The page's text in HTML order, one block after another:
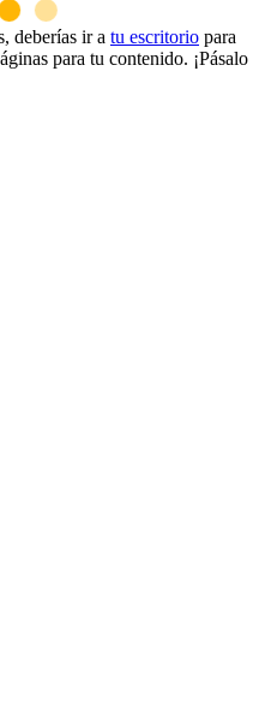
deberías ir a tu escritorio para
para tu contenido. ¡Pásalo